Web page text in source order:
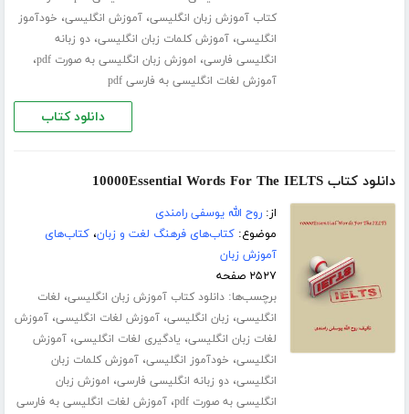
کتاب آموزش زبان انگلیسی،آموزش انگلیسی، خودآموز
انگلیسی،آموزش کلمات زبان انگلیسی،دو زبانه
انگلیسی فارسی، اموزش زبان انگلیسی به صورت pdf ،
آموزش لغات انگلیسی به فارسی pdf
دانلود کتاب
دانلود کتاب 10000Essential Words For The IELTS
از:روح الله یوسفی رامندی
موضوع:کتاب‌های فرهنگ لغت و زبان،کتاب‌های
آموزش زبان
۲۵۲۷ صفحه
برچسب‌ها:دانلود کتاب آموزش زبان انگلیسی، لغات
انگلیسی، زبان انگلیسی،آموزش لغات انگلیسی،آموزش
لغات زبان انگلیسی، یادگیری لغات انگلیسی،آموزش
انگلیسی، خودآموز انگلیسی،آموزش کلمات زبان
انگلیسی،دو زبانه انگلیسی فارسی، اموزش زبان
انگلیسی به صورت pdf
،آموزش لغات انگلیسی به فارسی